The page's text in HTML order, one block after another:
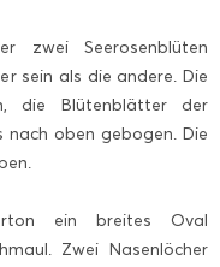
zwei Seerosenblüten
sein als die andere. Die
die Blütenblätter der
oben gebogen. Die
ein breites Oval
Zwei Nasenlöcher